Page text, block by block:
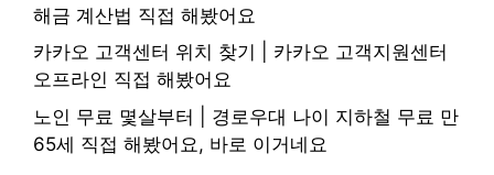
해금 계산법 직접 해봤어요
카카오 고객센터 위치 찾기 | 카카오 고객지원센터
오프라인 직접 해봤어요
노인 무료 몇살부터 | 경로우대 나이 지하철 무료 만
65세 직접 해봤어요, 바로 이거네요